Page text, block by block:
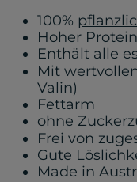
100%
Hoher
Enthält alle
Mit
Valin)
Fettarm
ohne
Frei von
Gute
Made in